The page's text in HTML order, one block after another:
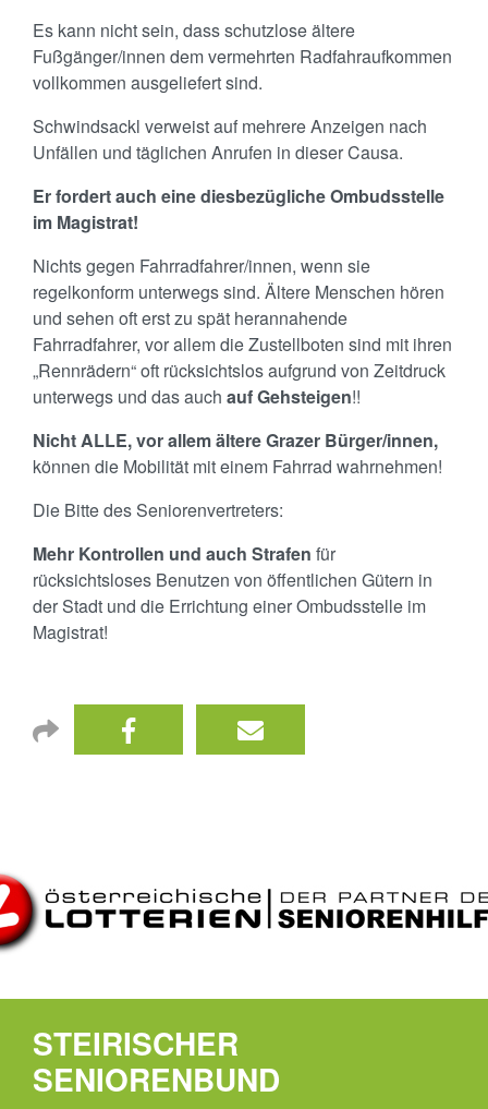
Es kann nicht sein, dass schutzlose ältere
Fußgänger/innen dem vermehrten Radfahraufkommen
vollkommen ausgeliefert sind.
Schwindsackl verweist auf mehrere Anzeigen nach
Unfällen und täglichen Anrufen in dieser Causa.
Er fordert auch eine diesbezügliche Ombudsstelle
im Magistrat!
Nichts gegen Fahrradfahrer/innen, wenn sie
regelkonform unterwegs sind. Ältere Menschen hören
und sehen oft erst zu spät herannahende
Fahrradfahrer, vor allem die Zustellboten sind mit ihren
„Rennrädern“ oft rücksichtslos aufgrund von Zeitdruck
unterwegs und das auch auf Gehsteigen!!
Nicht ALLE, vor allem ältere Grazer Bürger/innen,
können die Mobilität mit einem Fahrrad wahrnehmen!
Die Bitte des Seniorenvertreters:
Mehr Kontrollen und auch Strafen für
rücksichtsloses Benutzen von öffentlichen Gütern in
der Stadt und die Errichtung einer Ombudsstelle im
Magistrat!
STEIRISCHER
SENIORENBUND